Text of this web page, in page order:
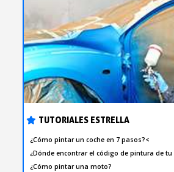
TUTORIALES ESTRELLA
¿Cómo pintar un coche en 7 pasos?<
¿Dónde encontrar el código de pintura de tu
¿Cómo pintar una moto?